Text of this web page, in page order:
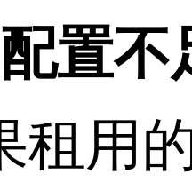
置不
的